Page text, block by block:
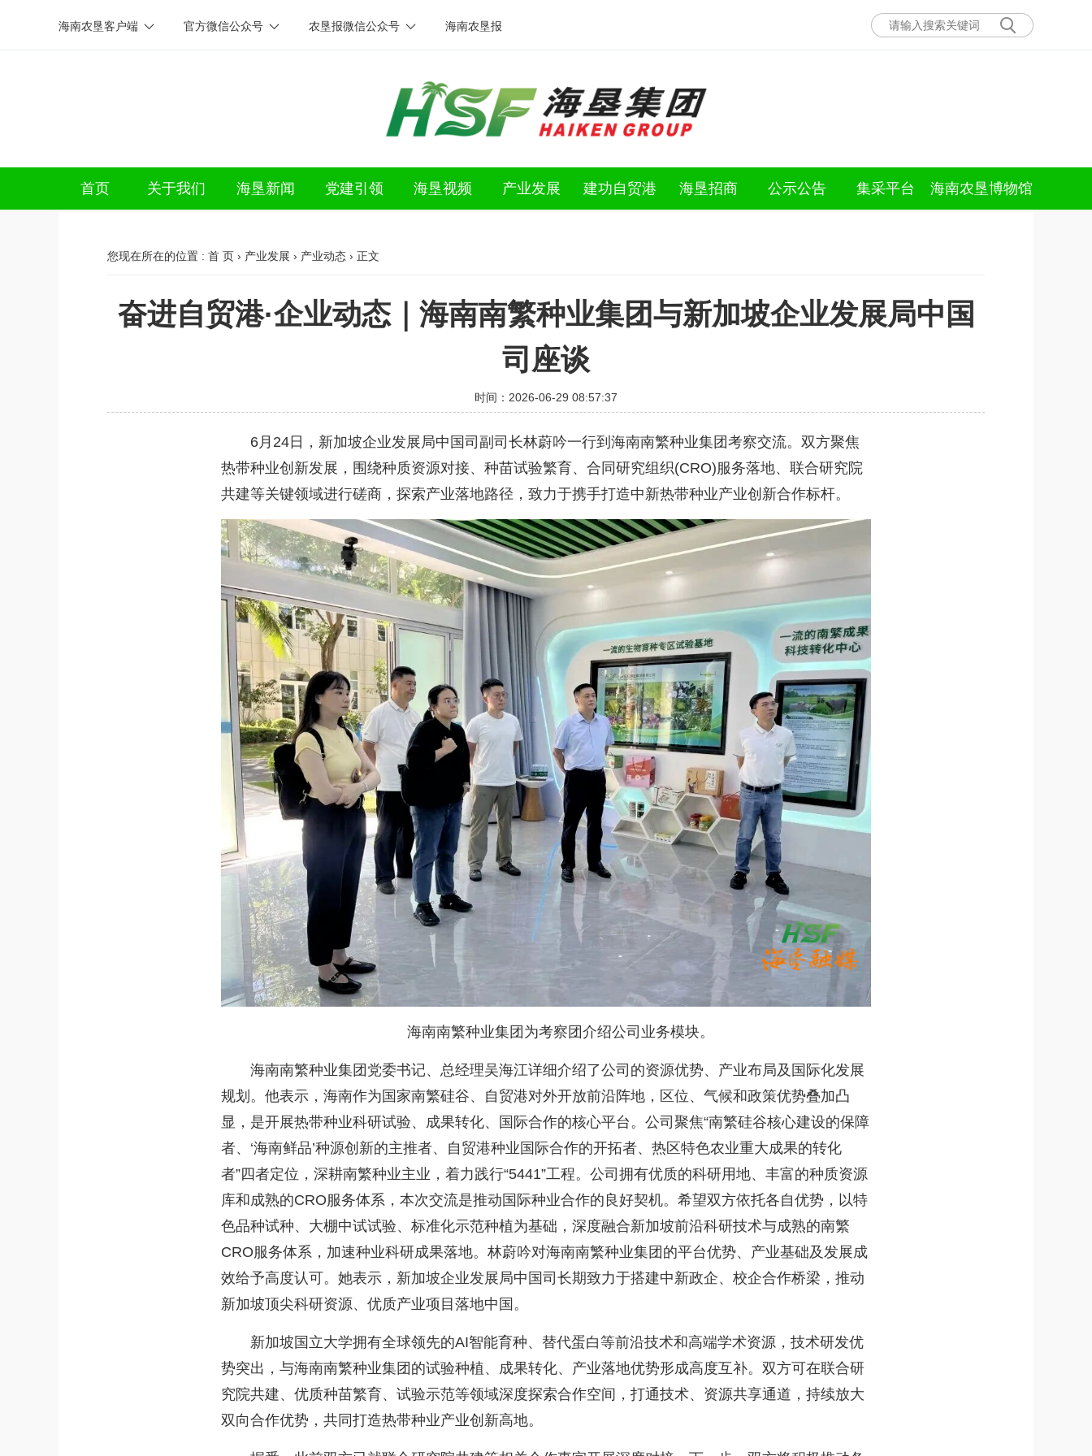
海南农垦客户端 官方微信公众号 农垦报微信公众号 海南农垦报
首页 关于我们 海垦新闻 党建引领 海垦视频 产业发展 建功自贸港 海垦招商 公示公告 集采平台 海南农垦博物馆
您现在所在的位置 : 首 页 › 产业发展 › 产业动态 › 正文
奋进自贸港·企业动态｜海南南繁种业集团与新加坡企业发展局中国
司座谈
时间：2026-06-29 08:57:37
6月24日，新加坡企业发展局中国司副司长林蔚吟一行到海南南繁种业集团考察交流。双方聚焦
热带种业创新发展，围绕种质资源对接、种苗试验繁育、合同研究组织(CRO)服务落地、联合研究院
共建等关键领域进行磋商，探索产业落地路径，致力于携手打造中新热带种业产业创新合作标杆。
海南南繁种业集团为考察团介绍公司业务模块。
海南南繁种业集团党委书记、总经理吴海江详细介绍了公司的资源优势、产业布局及国际化发展
规划。他表示，海南作为国家南繁硅谷、自贸港对外开放前沿阵地，区位、气候和政策优势叠加凸
显，是开展热带种业科研试验、成果转化、国际合作的核心平台。公司聚焦“南繁硅谷核心建设的保障
者、‘海南鲜品’种源创新的主推者、自贸港种业国际合作的开拓者、热区特色农业重大成果的转化
者”四者定位，深耕南繁种业主业，着力践行“5441”工程。公司拥有优质的科研用地、丰富的种质资源
库和成熟的CRO服务体系，本次交流是推动国际种业合作的良好契机。希望双方依托各自优势，以特
色品种试种、大棚中试试验、标准化示范种植为基础，深度融合新加坡前沿科研技术与成熟的南繁
CRO服务体系，加速种业科研成果落地。林蔚吟对海南南繁种业集团的平台优势、产业基础及发展成
效给予高度认可。她表示，新加坡企业发展局中国司长期致力于搭建中新政企、校企合作桥梁，推动
新加坡顶尖科研资源、优质产业项目落地中国。
新加坡国立大学拥有全球领先的AI智能育种、替代蛋白等前沿技术和高端学术资源，技术研发优
势突出，与海南南繁种业集团的试验种植、成果转化、产业落地优势形成高度互补。双方可在联合研
究院共建、优质种苗繁育、试验示范等领域深度探索合作空间，打通技术、资源共享通道，持续放大
双向合作优势，共同打造热带种业产业创新高地。